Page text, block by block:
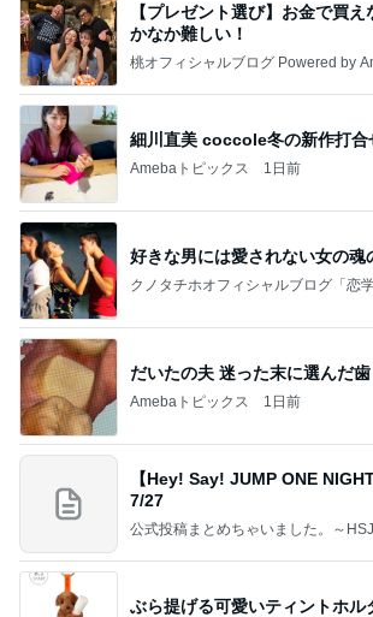
【プレゼント選び】お金で買
かなか難しい！
桃オフィシャルブログ Powered by
細川直美 coccole冬の新作打合
Amebaトピックス 1日前
好きな男には愛されない女の魂
クノタチホオフィシャルブログ「恋
だいたの夫 迷った末に選んだ歯
Amebaトピックス 1日前
【Hey! Say! JUMP ONE
7/27
公式投稿まとめちゃいました。～HSJ
ぶら提げる可愛いティントホル